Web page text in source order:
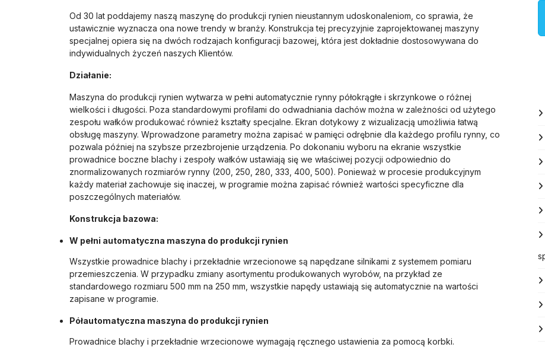
Od 30 lat poddajemy naszą maszynę do produkcji rynien nieustannym udoskonaleniom, co sprawia, że
ustawicznie wyznacza ona nowe trendy w branży. Konstrukcja tej precyzyjnie zaprojektowanej maszyny
specjalnej opiera się na dwóch rodzajach konfiguracji bazowej, która jest dokładnie dostosowywana do
indywidualnych życzeń naszych Klientów.
Działanie:
Maszyna do produkcji rynien wytwarza w pełni automatycznie rynny półokrągłe i skrzynkowe o różnej
wielkości i długości. Poza standardowymi profilami do odwadniania dachów można w zależności od użytego
zespołu wałków produkować również kształty specjalne. Ekran dotykowy z wizualizacją umożliwia łatwą
obsługę maszyny. Wprowadzone parametry można zapisać w pamięci odrębnie dla każdego profilu rynny, co
pozwala później na szybsze przezbrojenie urządzenia. Po dokonaniu wyboru na ekranie wszystkie
prowadnice boczne blachy i zespoły wałków ustawiają się we właściwej pozycji odpowiednio do
znormalizowanych rozmiarów rynny (200, 250, 280, 333, 400, 500). Ponieważ w procesie produkcyjnym
każdy materiał zachowuje się inaczej, w programie można zapisać również wartości specyficzne dla
poszczególnych materiałów.
Konstrukcja bazowa:
W pełni automatyczna maszyna do produkcji rynien
Wszystkie prowadnice blachy i przekładnie wrzecionowe są napędzane silnikami z systemem pomiaru
przemieszczenia. W przypadku zmiany asortymentu produkowanych wyrobów, na przykład ze
standardowego rozmiaru 500 mm na 250 mm, wszystkie napędy ustawiają się automatycznie na wartości
zapisane w programie.
Półautomatyczna maszyna do produkcji rynien
Prowadnice blachy i przekładnie wrzecionowe wymagają ręcznego ustawienia za pomocą korbki.